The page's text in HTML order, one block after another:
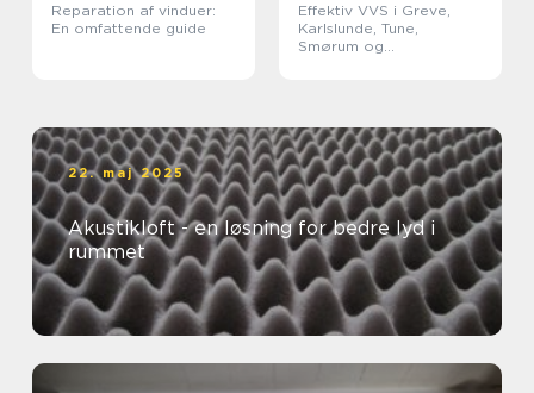
Reparation af vinduer:
En omfattende guide
Effektiv VVS i Greve,
Karlslunde, Tune,
Smørum og
22. maj 2025
Akustikloft - en løsning for bedre lyd i
rummet